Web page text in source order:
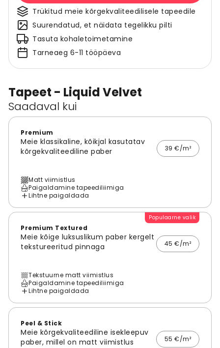
Tapeet - Liquid Velvet
Saadaval kui
Premium
Meie klassikaline, kõikjal kasutatav
kõrgekvaliteediline paber
39 €/m²
Matt viimistlus
Paigaldamine tapeediliimiga
Lihtne paigaldada
Populaarne valik
Premium Textured
Meie kõige luksuslikum paber kergelt
tekstureeritud pinnaga
45 €/m²
Tekstuurne matt viimistlus
Paigaldamine tapeediliimiga
Lihtne paigaldada
Peel & Stick
Meie kõrgekvaliteediline isekleepuv
paber, millel on matt viimistlus
55 €/m²
Trükitud meie kõrgekvaliteedilisele tapeedile
Suurendatud, et näidata tegelikku pilti
Tasuta kohaletoimetamine
Tarneaeg 6-11 tööpäeva